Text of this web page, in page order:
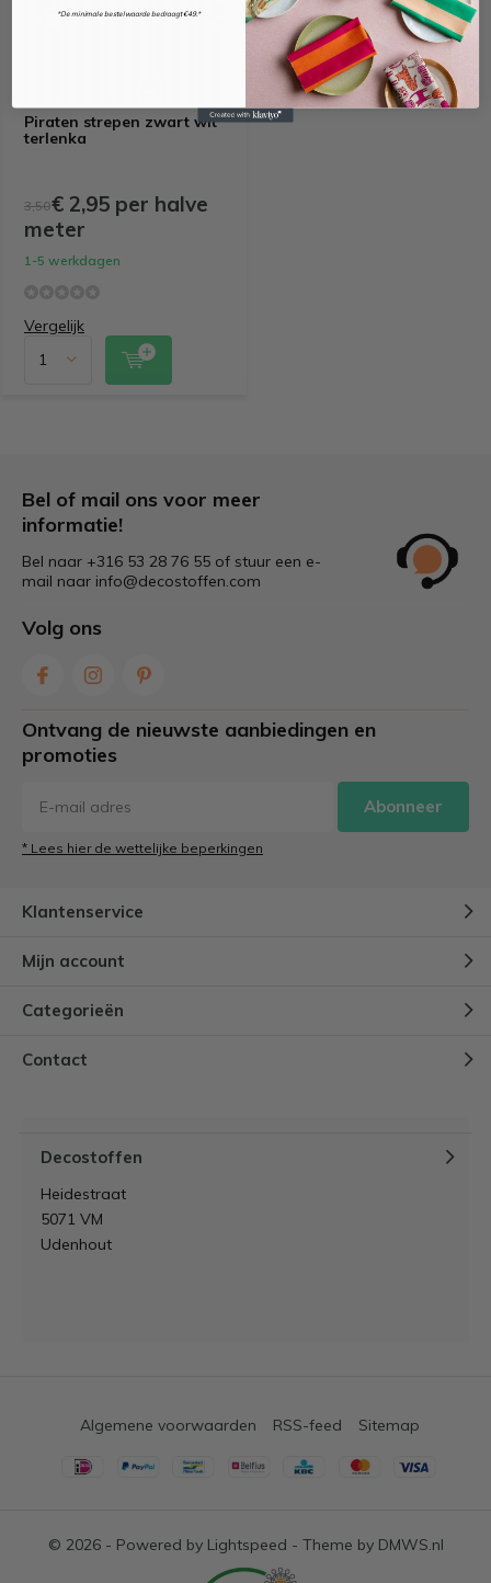
Piraten strepen zwart wit
terlenka
3,50€ 2,95 per halve
meter
1-5 werkdagen
Vergelijk
Bel of mail ons voor meer
informatie!
Bel naar +316 53 28 76 55 of stuur een e-
mail naar info@decostoffen.com
Volg ons
Ontvang de nieuwste aanbiedingen en
promoties
Abonneer
* Lees hier de wettelijke beperkingen
Klantenservice
Mijn account
Categorieën
Contact
Decostoffen
Heidestraat
5071 VM
Udenhout
© 2026 - Powered by Lightspeed - Theme by DMWS.nl
Algemene voorwaarden RSS-feed Sitemap
*De minimale bestelwaarde bedraagt €49.*